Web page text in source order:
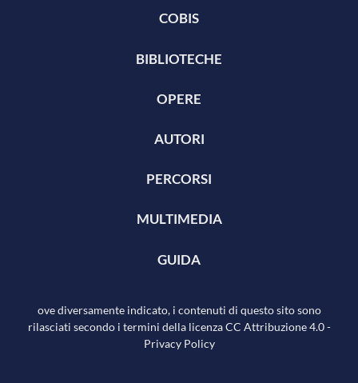
COBIS
BIBLIOTECHE
OPERE
AUTORI
PERCORSI
MULTIMEDIA
GUIDA
ove diversamente indicato, i contenuti di questo sito sono
rilasciati secondo i termini della licenza CC Attribuzione 4.0-
Privacy Policy